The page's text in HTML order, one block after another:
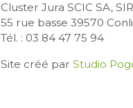
Cluster Jura SCIC SA,
55 rue basse 39570
Tél. : 03 84 47 75 94
Site créé par Studio